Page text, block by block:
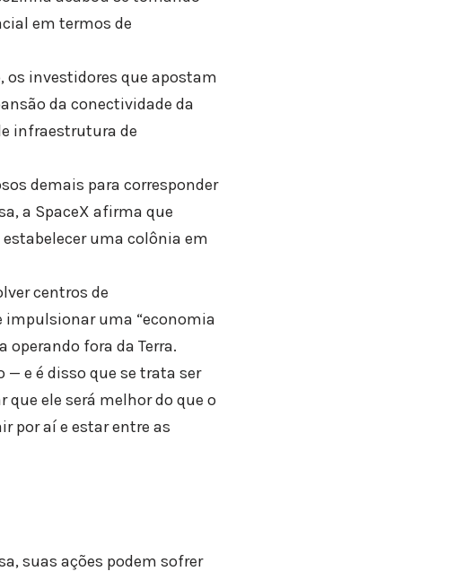
em termos de
os investidores que apostam
da conectividade da
infraestrutura de
demais para corresponder
a SpaceX afirma que
uma colônia em
centros de
impulsionar uma “economia
fora da Terra.
— e é disso que se trata ser
ele será melhor do que o
por aí e estar entre as
suas ações podem sofrer